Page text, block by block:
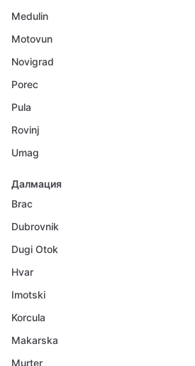
Medulin
Motovun
Novigrad
Porec
Pula
Rovinj
Umag
Далмация
Brac
Dubrovnik
Dugi Otok
Hvar
Imotski
Korcula
Makarska
Murter